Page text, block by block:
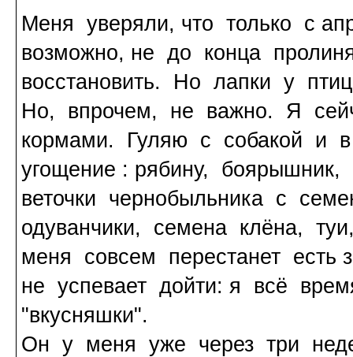
Меня уверяли, что только с
возможно, не до конца
восстановить. Но лапки у
Но, впрочем, не важно. Я
кормами. Гуляю с собакой и
угощение : рябину,
веточки чернобыльника с
одуванчики, семена клёна,
меня совсем перестанет
не успевает дойти: я всё
"вкусняшки".
Он у меня уже через три